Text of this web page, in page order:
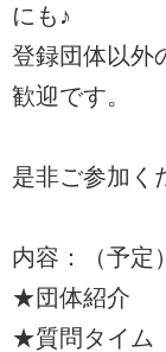
にも♪
登録団体以外
歓迎です。
是非ご参加く
内容：（予定）
★団体紹介
★質問タイム